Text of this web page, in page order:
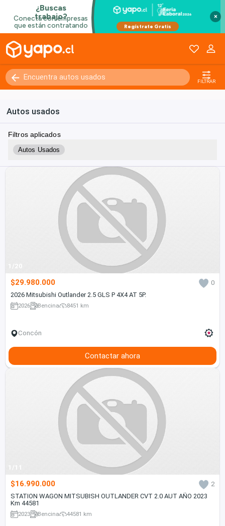
×
FILTRAR
Autos usados
Filtros aplicados
Autos Usados
1/20
$29.980.000
0
2026 Mitsubishi Outlander 2.5 GLS P 4X4 AT 5P.
2026 Bencina 8451 km
Concón
Contactar ahora
1/11
$16.990.000
2
STATION WAGON MITSUBISH OUTLANDER CVT 2.0 AUT AÑO 2023
Km 44581
2023 Bencina 44581 km